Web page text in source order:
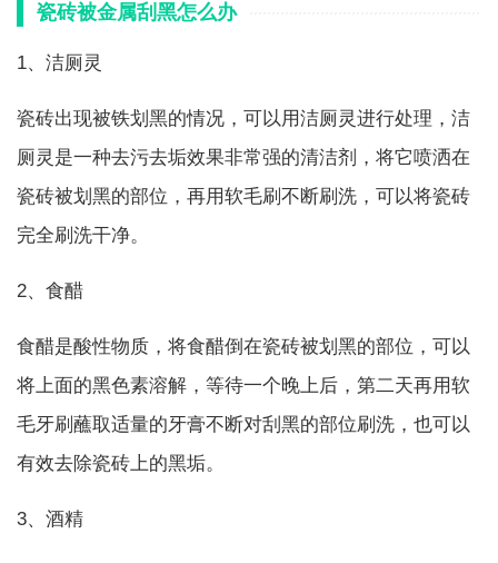
瓷砖被金属刮黑怎么办
1、洁厕灵
瓷砖出现被铁划黑的情况，可以用洁厕灵进行处理，洁
厕灵是一种去污去垢效果非常强的清洁剂，将它喷洒在
瓷砖被划黑的部位，再用软毛刷不断刷洗，可以将瓷砖
完全刷洗干净。
2、食醋
食醋是酸性物质，将食醋倒在瓷砖被划黑的部位，可以
将上面的黑色素溶解，等待一个晚上后，第二天再用软
毛牙刷蘸取适量的牙膏不断对刮黑的部位刷洗，也可以
有效去除瓷砖上的黑垢。
3、酒精